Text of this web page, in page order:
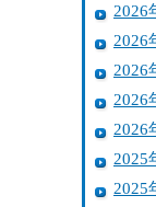
2026
2026
2026
2026
2026
2025
2025